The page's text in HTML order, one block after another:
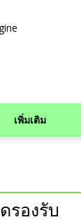
เพิ่มเติม
รองรับ